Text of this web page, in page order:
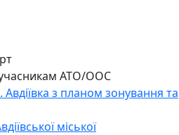
АТО/ООС
з планом зонування та
міської